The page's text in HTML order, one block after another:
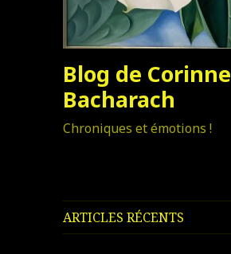
Blog de Corinne
Bacharach
Chroniques et émotions !
ARTICLES RÉCENTS